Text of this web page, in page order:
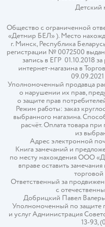
Детский
Общество с ограниченной
«Детмир БЕЛ» ). Место
г. Минск, Республика
регистрации № 0072500
запись в ЕГР 01.10.2018
интернет-магазина в
Уполномоченный продавца
о нарушении их прав,
о защите прав
Режим работы: заказ
выбранного магазина.
расчёт. Оплата товара
из
Адрес электронной
Книга замечаний и
по месту нахождения ООО
вправе оставить
Ответственный за
с
Добрицкий Павел
Уполномоченный по защите
и услуг Администрация
13-93,